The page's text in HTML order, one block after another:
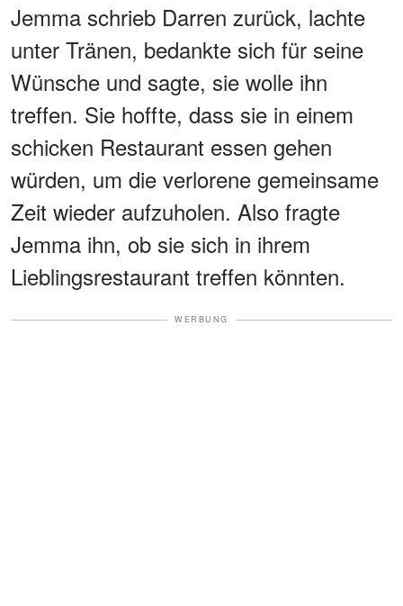
Jemma schrieb Darren zurück, lachte
unter Tränen, bedankte sich für seine
Wünsche und sagte, sie wolle ihn
treffen. Sie hoffte, dass sie in einem
schicken Restaurant essen gehen
würden, um die verlorene gemeinsame
Zeit wieder aufzuholen. Also fragte
Jemma ihn, ob sie sich in ihrem
Lieblingsrestaurant treffen könnten.
WERBUNG